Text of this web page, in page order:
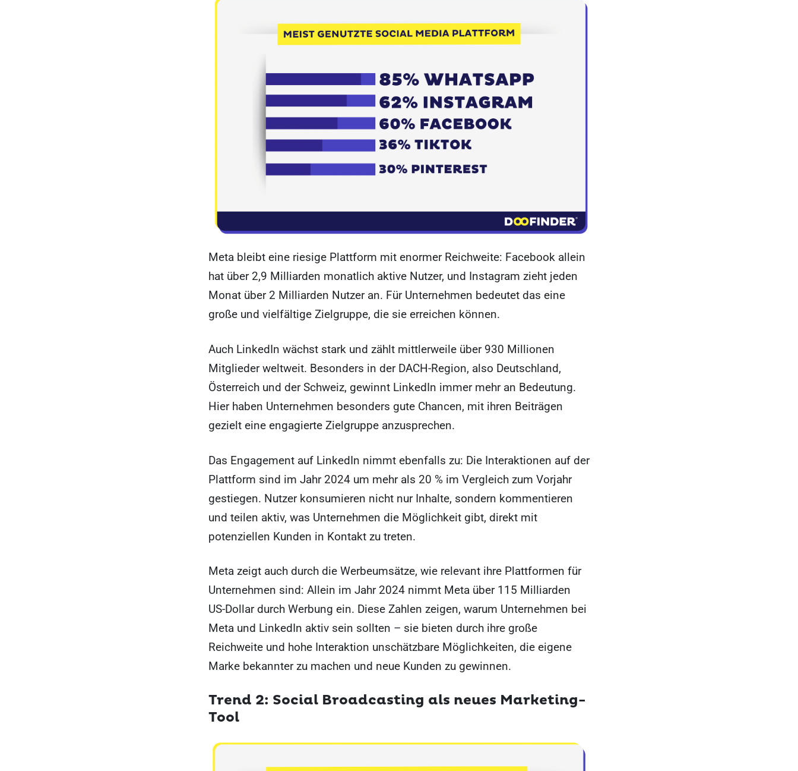
Meta bleibt eine riesige Plattform mit enormer Reichweite: Facebook allein
hat über 2,9 Milliarden monatlich aktive Nutzer, und Instagram zieht jeden
Monat über 2 Milliarden Nutzer an. Für Unternehmen bedeutet das eine
große und vielfältige Zielgruppe, die sie erreichen können.
Auch LinkedIn wächst stark und zählt mittlerweile über 930 Millionen
Mitglieder weltweit. Besonders in der DACH-Region, also Deutschland,
Österreich und der Schweiz, gewinnt LinkedIn immer mehr an Bedeutung.
Hier haben Unternehmen besonders gute Chancen, mit ihren Beiträgen
gezielt eine engagierte Zielgruppe anzusprechen.
Das Engagement auf LinkedIn nimmt ebenfalls zu: Die Interaktionen auf der
Plattform sind im Jahr 2024 um mehr als 20 % im Vergleich zum Vorjahr
gestiegen. Nutzer konsumieren nicht nur Inhalte, sondern kommentieren
und teilen aktiv, was Unternehmen die Möglichkeit gibt, direkt mit
potenziellen Kunden in Kontakt zu treten.
Meta zeigt auch durch die Werbeumsätze, wie relevant ihre Plattformen für
Unternehmen sind: Allein im Jahr 2024 nimmt Meta über 115 Milliarden
US-Dollar durch Werbung ein. Diese Zahlen zeigen, warum Unternehmen bei
Meta und LinkedIn aktiv sein sollten – sie bieten durch ihre große
Reichweite und hohe Interaktion unschätzbare Möglichkeiten, die eigene
Marke bekannter zu machen und neue Kunden zu gewinnen.
Trend 2: Social Broadcasting als neues Marketing-
Tool